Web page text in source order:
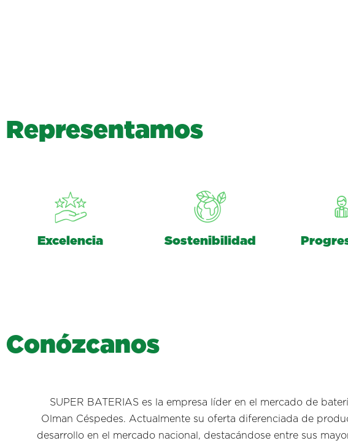
Representamos
Excelencia Sostenibilidad
Conózcanos
SUPER BATERIAS es la empresa líder en el mercado de
Olman Céspedes. Actualmente su oferta diferenciada de
desarrollo en el mercado nacional, destacándose entre sus